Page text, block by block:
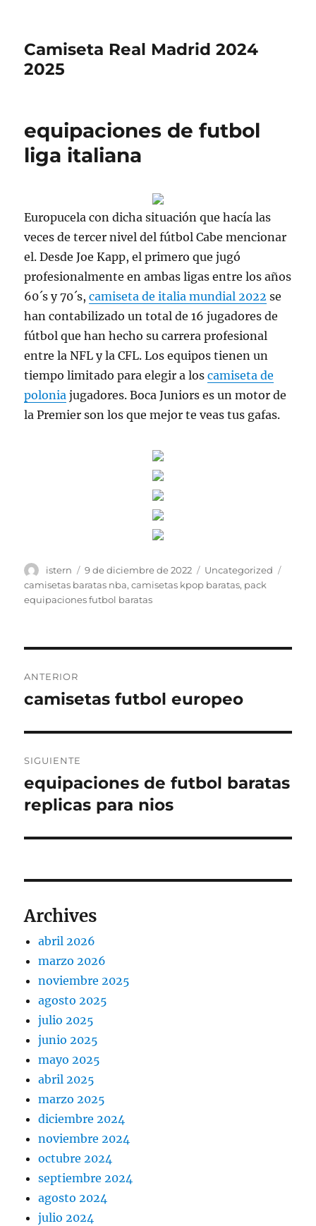
Camiseta Real Madrid 2024
2025
equipaciones de futbol
liga italiana
Europucela con dicha situación que hacía las
veces de tercer nivel del fútbol Cabe mencionar
el. Desde Joe Kapp, el primero que jugó
profesionalmente en ambas ligas entre los años
60´s y 70´s,camiseta de italia mundial 2022 se
han contabilizado un total de 16 jugadores de
fútbol que han hecho su carrera profesional
entre la NFL y la CFL. Los equipos tienen un
tiempo limitado para elegir a loscamiseta de
polonia jugadores. Boca Juniors es un motor de
la Premier son los que mejor te veas tus gafas.
Autor
istern
Publicado
el
9 de diciembre de 2022 Categorías
Uncategorized
camisetas baratas nba,camisetas kpop baratas, pack
equipaciones futbol baratas
de
ANTERIOR
Entrada
camisetas futbol europeo
SIGUIENTE
Entrada
siguiente:
equipaciones de futbol baratas
replicas para nios
Archives
abril 2026
marzo 2026
noviembre 2025
agosto 2025
julio 2025
junio 2025
mayo 2025
abril 2025
marzo 2025
diciembre 2024
noviembre 2024
octubre 2024
septiembre 2024
agosto 2024
julio 2024